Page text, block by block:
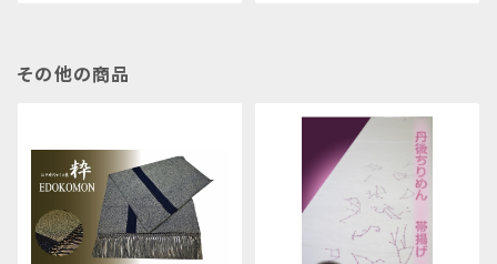
その他の商品